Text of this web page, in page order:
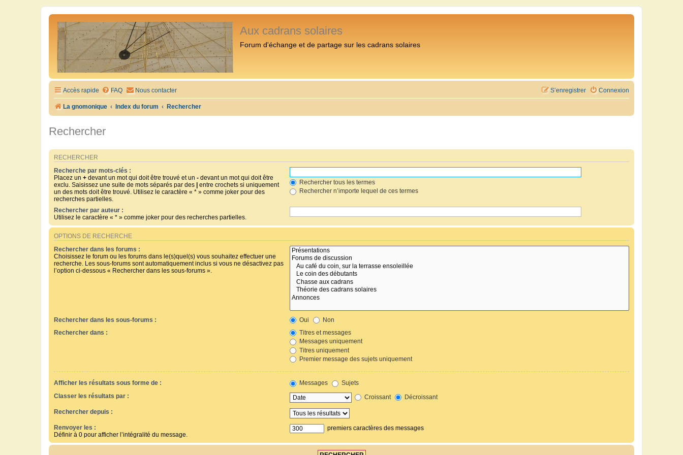
Aux cadrans solaires
Forum d'échange et de partage sur les cadrans solaires
Accès rapide FAQ Nous contacter Connexion
S’enregistrer
La gnomonique Index du forum Rechercher
Rechercher
RECHERCHER
Recherche par mots-clés :
Placez un + devant un mot qui doit être trouvé et un - devant un mot qui doit être
exclu. Saisissez une suite de mots séparés par des
entre crochets si uniquement
un des mots doit être trouvé. Utilisez le caractère « * » comme joker pour des
recherches partielles.
Rechercher tous les termes
Rechercher n’importe lequel de ces termes
Rechercher par auteur :
Utilisez le caractère « * » comme joker pour des recherches partielles.
OPTIONS DE RECHERCHE
Rechercher dans les forums :
Choisissez le forum ou les forums dans le(s)quel(s) vous souhaitez effectuer une
recherche. Les sous-forums sont automatiquement inclus si vous ne désactivez pas
l’option ci-dessous « Rechercher dans les sous-forums ».
Rechercher dans les sous-forums : Oui
Non
Rechercher dans :
Titres et messages
Messages uniquement
Titres uniquement
Premier message des sujets uniquement
Afficher les résultats sous forme de : Messages
Sujets
Classer les résultats par :
Croissant Décroissant
Rechercher depuis :
Renvoyer les :
Définir à 0 pour afficher l’intégralité du message.
premiers caractères des messages